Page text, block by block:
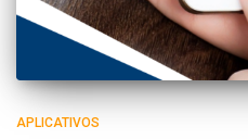
APLICATIVOS